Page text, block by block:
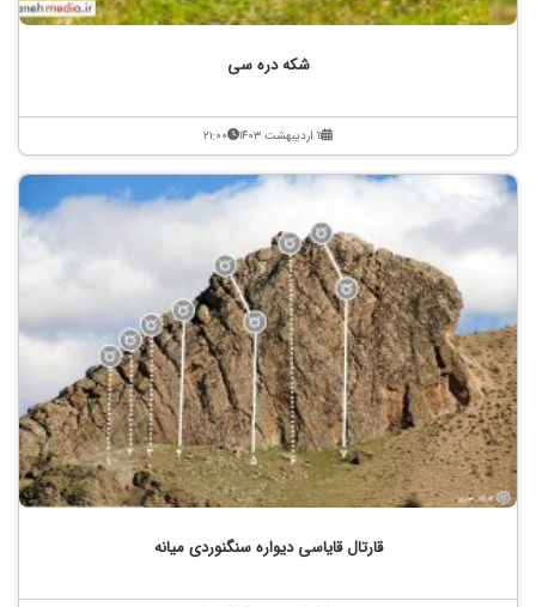
شکه دره سی
۱۱ اردیبهشت ۱۴۰۳ ۲۱:۰۰
قارتال قایاسی دیواره سنگنوردی میانه